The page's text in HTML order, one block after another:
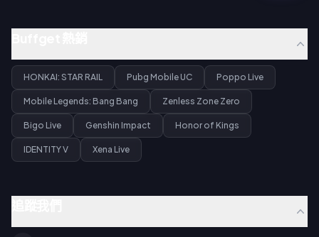
HONKAI: STAR RAIL Pubg Mobile UC Poppo Live
Mobile Legends: Bang Bang Zenless Zone Zero
Bigo Live Genshin Impact Honor of Kings
IDENTITY V Xena Live